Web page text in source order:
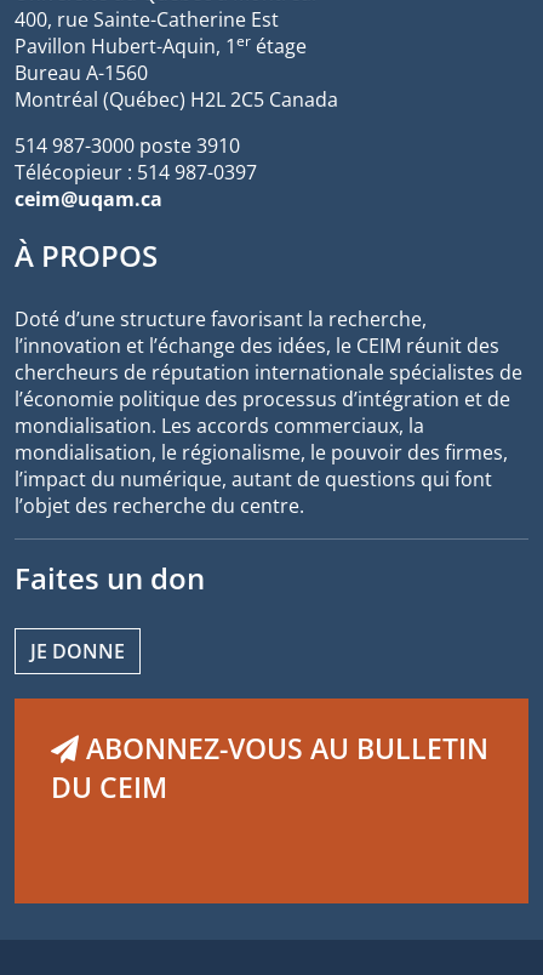
400, rue Sainte-Catherine Est
Pavillon Hubert-Aquin, 1er étage
Bureau A-1560
Montréal (Québec) H2L 2C5 Canada
514 987-3000 poste 3910
Télécopieur : 514 987-0397
ceim@uqam.ca
À PROPOS
Doté d’une structure favorisant la recherche,
l’innovation et l’échange des idées, le CEIM réunit des
chercheurs de réputation internationale spécialistes de
l’économie politique des processus d’intégration et de
mondialisation. Les accords commerciaux, la
mondialisation, le régionalisme, le pouvoir des firmes,
l’impact du numérique, autant de questions qui font
l’objet des recherche du centre.
Faites un don
JE DONNE
ABONNEZ-VOUS AU BULLETIN
DU CEIM